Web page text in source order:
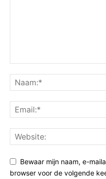
Bewaar mijn naam, e-
browser voor de volgende